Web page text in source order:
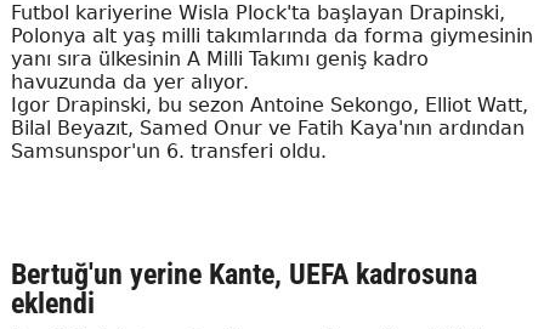
Futbol kariyerine Wisla Plock'ta başlayan Drapinski,
Polonya alt yaş milli takımlarında da forma giymesinin
yanı sıra ülkesinin A Milli Takımı geniş kadro
havuzunda da yer alıyor.
Igor Drapinski, bu sezon Antoine Sekongo, Elliot Watt,
Bilal Beyazıt, Samed Onur ve Fatih Kaya'nın ardından
Samsunspor'un 6. transferi oldu.
Bertuğ'un yerine Kante, UEFA kadrosuna
eklendi